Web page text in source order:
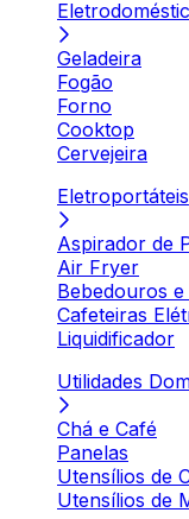
Geladeira
Fogão
Forno
Cooktop
Cervejeira
Eletroportáteis
Aspirador de
Air Fryer
Bebedouros
Cafeteiras
Liquidificador
Utilidades
Chá e Café
Panelas
Utensílios de
Utensílios de